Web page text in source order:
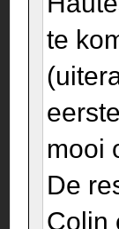
te
mooi
De
Colin